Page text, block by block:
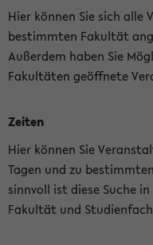
Hier können Sie sich alle
bestimmten Fakultät
Außerdem haben Sie
Fakultäten geöffnete
Zeiten
Hier können Sie
Tagen und zu
sinnvoll ist diese Suche
Fakultät und